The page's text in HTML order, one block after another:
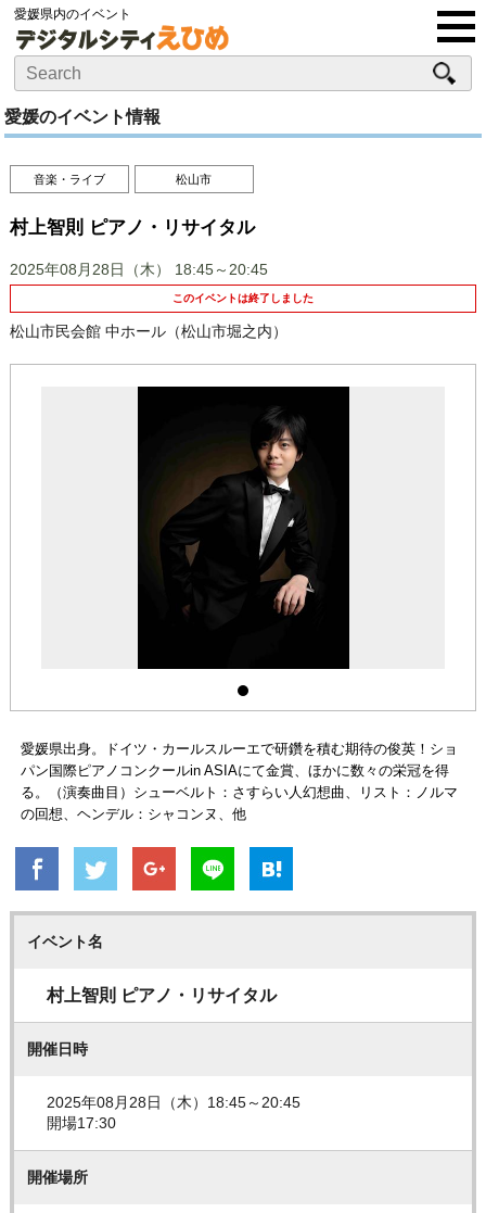
愛媛県内のイベント
愛媛のイベント情報
音楽・ライブ 松山市
村上智則 ピアノ・リサイタル
2025年08月28日（木） 18:45～20:45
このイベントは終了しました
松山市民会館 中ホール（松山市堀之内）
愛媛県出身。ドイツ・カールスルーエで研鑽を積む期待の俊英！ショ
パン国際ピアノコンクールin ASIAにて金賞、ほかに数々の栄冠を得
る。（演奏曲目）シューベルト：さすらい人幻想曲、リスト：ノルマ
の回想、ヘンデル：シャコンヌ、他
イベント名
村上智則 ピアノ・リサイタル
開催日時
2025年08月28日（木）18:45～20:45
開場17:30
開催場所